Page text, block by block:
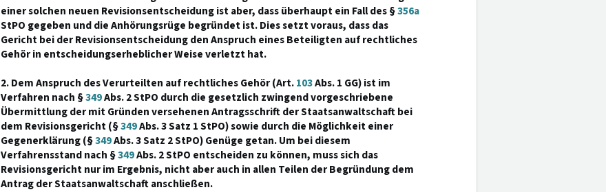
einer solchen neuen Revisionsentscheidung ist aber, dass überhaupt ein Fall des §356a
StPO gegeben und die Anhörungsrüge begründet ist. Dies setzt voraus, dass das
Gericht bei der Revisionsentscheidung den Anspruch eines Beteiligten auf rechtliches
Gehör in entscheidungserheblicher Weise verletzt hat.
2. Dem Anspruch des Verurteilten auf rechtliches Gehör (Art.103Abs. 1 GG) ist im
Verfahren nach §349Abs. 2 StPO durch die gesetzlich zwingend vorgeschriebene
Übermittlung der mit Gründen versehenen Antragsschrift der Staatsanwaltschaft bei
dem Revisionsgericht (§349Abs. 3 Satz 1 StPO) sowie durch die Möglichkeit einer
Gegenerklärung (§349Abs. 3 Satz 2 StPO) Genüge getan. Um bei diesem
Verfahrensstand nach §349Abs. 2 StPO entscheiden zu können, muss sich das
Revisionsgericht nur im Ergebnis, nicht aber auch in allen Teilen der Begründung dem
Antrag der Staatsanwaltschaft anschließen.